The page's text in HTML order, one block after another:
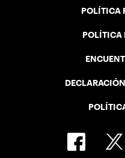
POLÍTICA
POLÍTICA